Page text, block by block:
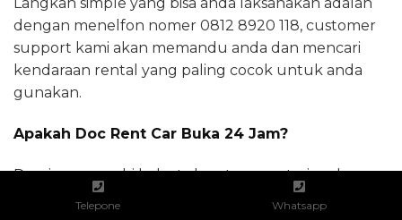
dengan menelfon nomer 0812 8920 118, customer
support kami akan memandu anda dan mencari
kendaraan rental yang paling cocok untuk anda
gunakan.
Apakah Doc Rent Car Buka 24 Jam?
Demi memenuhi kebutuhan transportasi anda,
operator docrentcars.com siap menjawab panggilan
Telepone Whatsapp